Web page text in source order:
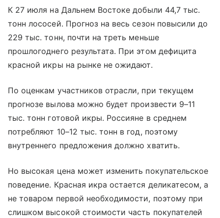
К 27 июля на Дальнем Востоке добыли 44,7 тыс.
тонн лососей. Прогноз на весь сезон повысили до
229 тыс. тонн, почти на треть меньше
прошлогоднего результата. При этом дефицита
красной икры на рынке не ожидают.
По оценкам участников отрасли, при текущем
прогнозе вылова можно будет произвести 9–11
тыс. тонн готовой икры. Россияне в среднем
потребляют 10–12 тыс. тонн в год, поэтому
внутреннего предложения должно хватить.
Но высокая цена может изменить покупательское
поведение. Красная икра остается деликатесом, а
не товаром первой необходимости, поэтому при
слишком высокой стоимости часть покупателей